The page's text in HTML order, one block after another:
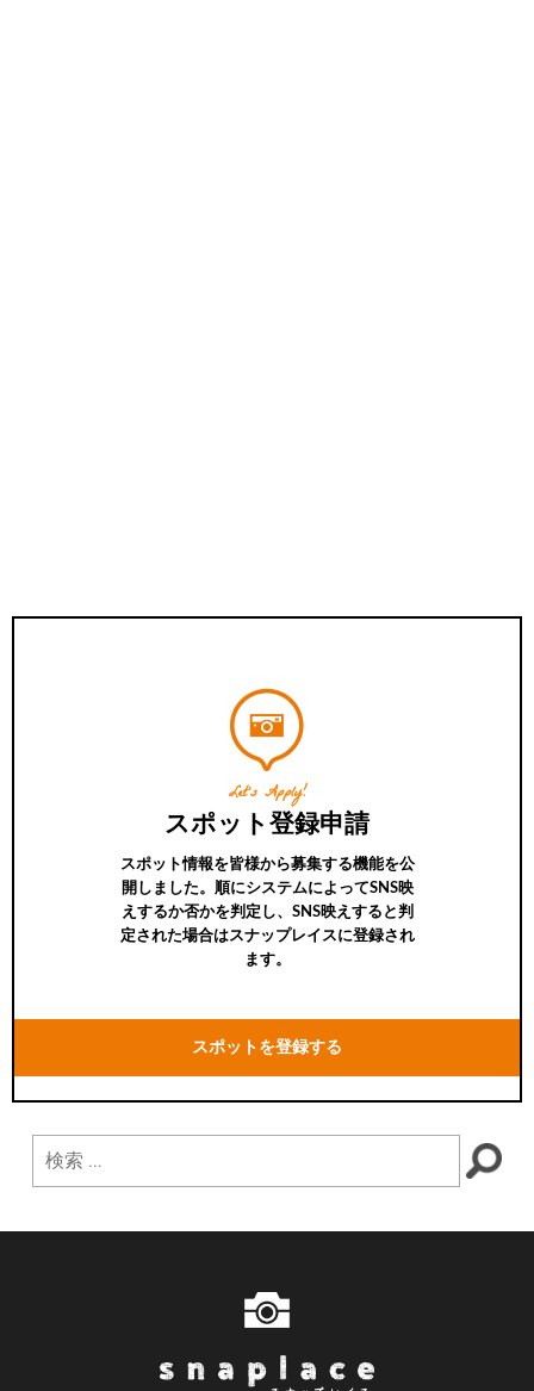
Let’s Apply!
スポット登録申請
スポット情報を皆様から募集する機能を公
開しました。順にシステムによってSNS映
えするか否かを判定し、SNS映えすると判
定された場合はスナップレイスに登録され
ます。
スポットを登録する